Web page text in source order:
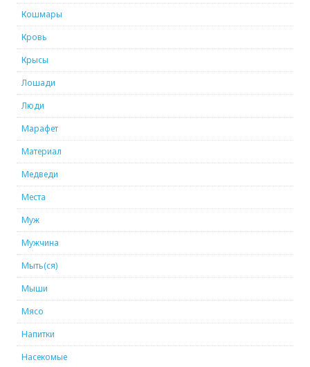
Кошмары
Кровь
Крысы
Лошади
Люди
Марафет
Материал
Медведи
Места
Муж
Мужчина
Мыть(ся)
Мыши
Мясо
Напитки
Насекомые